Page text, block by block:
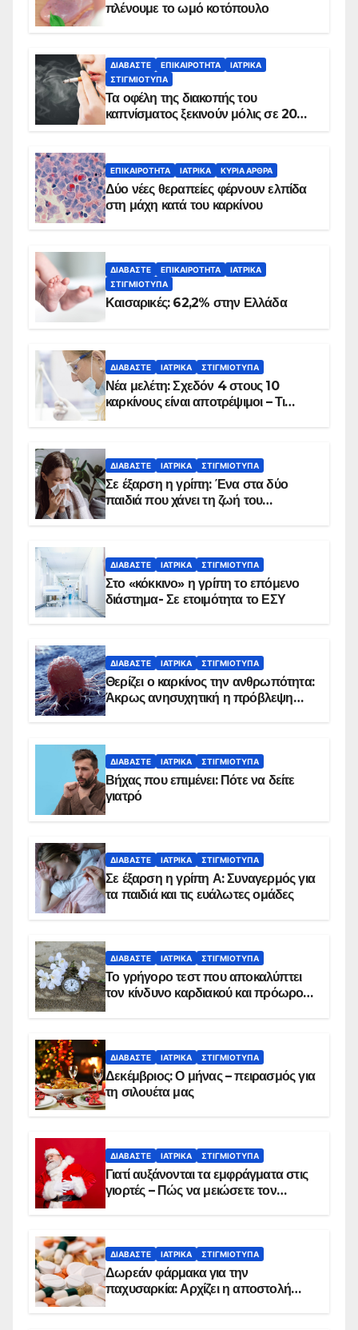
πλένουμε το ωμό κοτόπουλο
ΔΙΑΒΆΣΤΕ ΕΠΙΚΑΙΡΌΤΗΤΑ
ΙΑΤΡΙΚΆ
ΣΤΙΓΜΙΌΤΥΠΑ
Τα οφέλη της διακοπής του
καπνίσματος ξεκινούν μόλις σε 20
ΕΠΙΚΑΙΡΌΤΗΤΑ ΙΑΤΡΙΚΆ ΚΥΡΙΑ ΑΡΘΡΑ
Δύο νέες θεραπείες φέρνουν ελπίδα
στη μάχη κατά του καρκίνου
ΔΙΑΒΆΣΤΕ ΕΠΙΚΑΙΡΌΤΗΤΑ
ΙΑΤΡΙΚΆ
ΣΤΙΓΜΙΌΤΥΠΑ
Καισαρικές: 62,2% στην Ελλάδα
ΔΙΑΒΆΣΤΕ ΙΑΤΡΙΚΆ ΣΤΙΓΜΙΌΤΥΠΑ
Νέα μελέτη: Σχεδόν 4 στους 10
καρκίνους είναι αποτρέψιμοι – Τι
ΔΙΑΒΆΣΤΕ ΙΑΤΡΙΚΆ ΣΤΙΓΜΙΌΤΥΠΑ
Σε έξαρση η γρίπη: Ένα στα δύο
παιδιά που χάνει τη ζωή του
ΔΙΑΒΆΣΤΕ ΙΑΤΡΙΚΆ ΣΤΙΓΜΙΌΤΥΠΑ
Στο «κόκκινο» η γρίπη το επόμενο
διάστημα- Σε ετοιμότητα το ΕΣΥ
ΔΙΑΒΆΣΤΕ ΙΑΤΡΙΚΆ ΣΤΙΓΜΙΌΤΥΠΑ
Θερίζει ο καρκίνος την ανθρωπότητα:
Άκρως ανησυχητική η πρόβλεψη…
ΔΙΑΒΆΣΤΕ ΙΑΤΡΙΚΆ ΣΤΙΓΜΙΌΤΥΠΑ
Βήχας που επιμένει: Πότε να δείτε
γιατρό
ΔΙΑΒΆΣΤΕ ΙΑΤΡΙΚΆ ΣΤΙΓΜΙΌΤΥΠΑ
Σε έξαρση η γρίπη Α: Συναγερμός για
τα παιδιά και τις ευάλωτες ομάδες
ΔΙΑΒΆΣΤΕ ΙΑΤΡΙΚΆ ΣΤΙΓΜΙΌΤΥΠΑ
Το γρήγορο τεστ που αποκαλύπτει
τον κίνδυνο καρδιακού και πρόωρου
ΔΙΑΒΆΣΤΕ ΙΑΤΡΙΚΆ ΣΤΙΓΜΙΌΤΥΠΑ
Δεκέμβριος: Ο μήνας – πειρασμός για
τη σιλουέτα μας
ΔΙΑΒΆΣΤΕ ΙΑΤΡΙΚΆ ΣΤΙΓΜΙΌΤΥΠΑ
Γιατί αυξάνονται τα εμφράγματα στις
γιορτές – Πώς να μειώσετε τον
ΔΙΑΒΆΣΤΕ ΙΑΤΡΙΚΆ ΣΤΙΓΜΙΌΤΥΠΑ
Δωρεάν φάρμακα για την
παχυσαρκία: Αρχίζει η αποστολή